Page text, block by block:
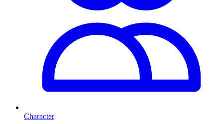
Character